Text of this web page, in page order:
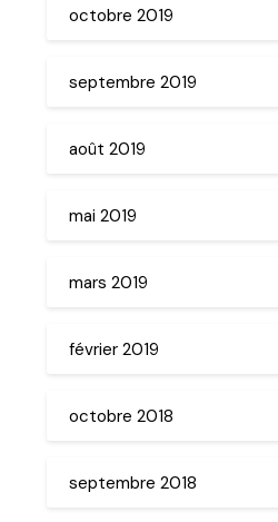
octobre 2019
septembre 2019
août 2019
mai 2019
mars 2019
février 2019
octobre 2018
septembre 2018